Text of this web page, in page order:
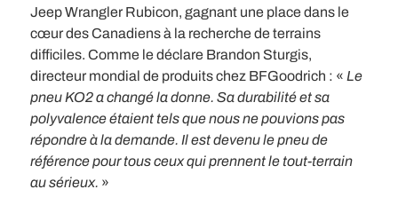
Jeep Wrangler Rubicon, gagnant une place dans le
cœur des Canadiens à la recherche de terrains
difficiles. Comme le déclare Brandon Sturgis,
directeur mondial de produits chez BFGoodrich : « Le
pneu KO2 a changé la donne. Sa durabilité et sa
polyvalence étaient tels que nous ne pouvions pas
répondre à la demande. Il est devenu le pneu de
référence pour tous ceux qui prennent le tout-terrain
au sérieux. »